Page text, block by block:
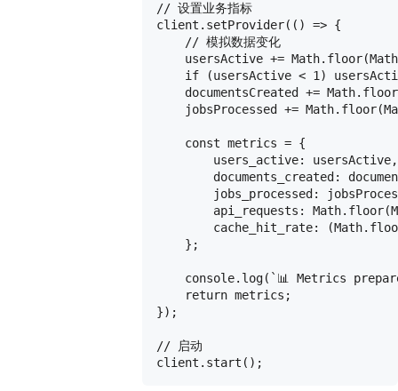
// 设置业务指标
client.setProvider(() => {
    // 模拟数据变化
usersActive +=
if (usersActive < 1)
documentsCreated +=
jobsProcessed +=
    const metrics = {
        users_active: usersActive,
documents_created:
jobs_processed:
api_requests:
cache_hit_rate:
    };
console.log(`📊 Metrics
    return metrics;
});
// 启动